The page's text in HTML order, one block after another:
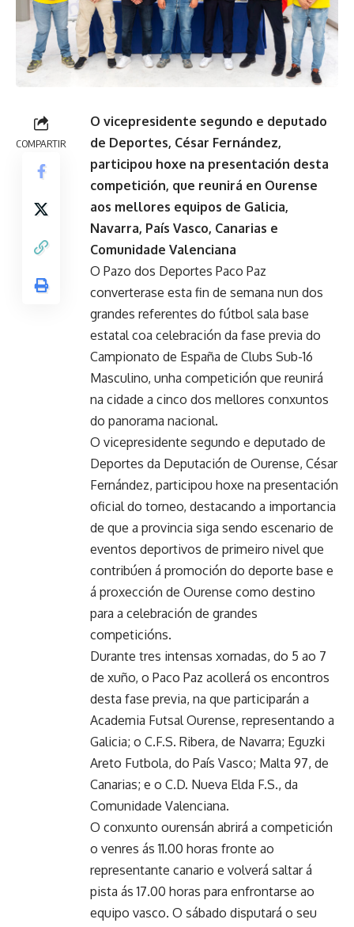
COMPARTIR
O vicepresidente segundo e deputado
de Deportes, César Fernández,
participou hoxe na presentación desta
competición, que reunirá en Ourense
aos mellores equipos de Galicia,
Navarra, País Vasco, Canarias e
Comunidade Valenciana
O Pazo dos Deportes Paco Paz
converterase esta fin de semana nun dos
grandes referentes do fútbol sala base
estatal coa celebración da fase previa do
Campionato de España de Clubs Sub-16
Masculino, unha competición que reunirá
na cidade a cinco dos mellores conxuntos
do panorama nacional.
O vicepresidente segundo e deputado de
Deportes da Deputación de Ourense, César
Fernández, participou hoxe na presentación
oficial do torneo, destacando a importancia
de que a provincia siga sendo escenario de
eventos deportivos de primeiro nivel que
contribúen á promoción do deporte base e
á proxección de Ourense como destino
para a celebración de grandes
competicións.
Durante tres intensas xornadas, do 5 ao 7
de xuño, o Paco Paz acollerá os encontros
desta fase previa, na que participarán a
Academia Futsal Ourense, representando a
Galicia; o C.F.S. Ribera, de Navarra; Eguzki
Areto Futbola, do País Vasco; Malta 97, de
Canarias; e o C.D. Nueva Elda F.S., da
Comunidade Valenciana.
O conxunto ourensán abrirá a competición
o venres ás 11.00 horas fronte ao
representante canario e volverá saltar á
pista ás 17.00 horas para enfrontarse ao
equipo vasco. O sábado disputará o seu